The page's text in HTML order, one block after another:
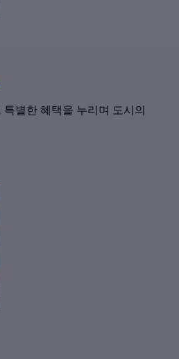
별한 혜택을 누리며 도시의